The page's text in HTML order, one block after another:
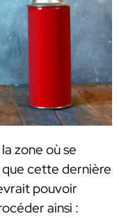
zone où se
que cette dernière
pouvoir
ainsi :